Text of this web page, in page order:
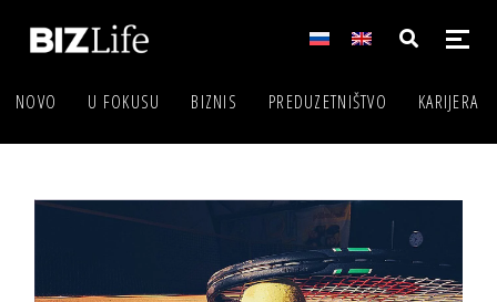
NOVO U FOKUSU BIZNIS PREDUZETNIŠTVO KARIJERA